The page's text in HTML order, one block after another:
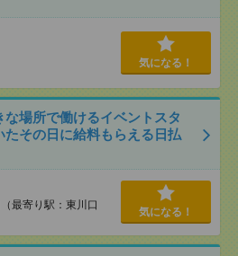
気になる！
な場所で働けるイベントスタ
その日に給料もらえる日払
最寄り駅：東川口
気になる！